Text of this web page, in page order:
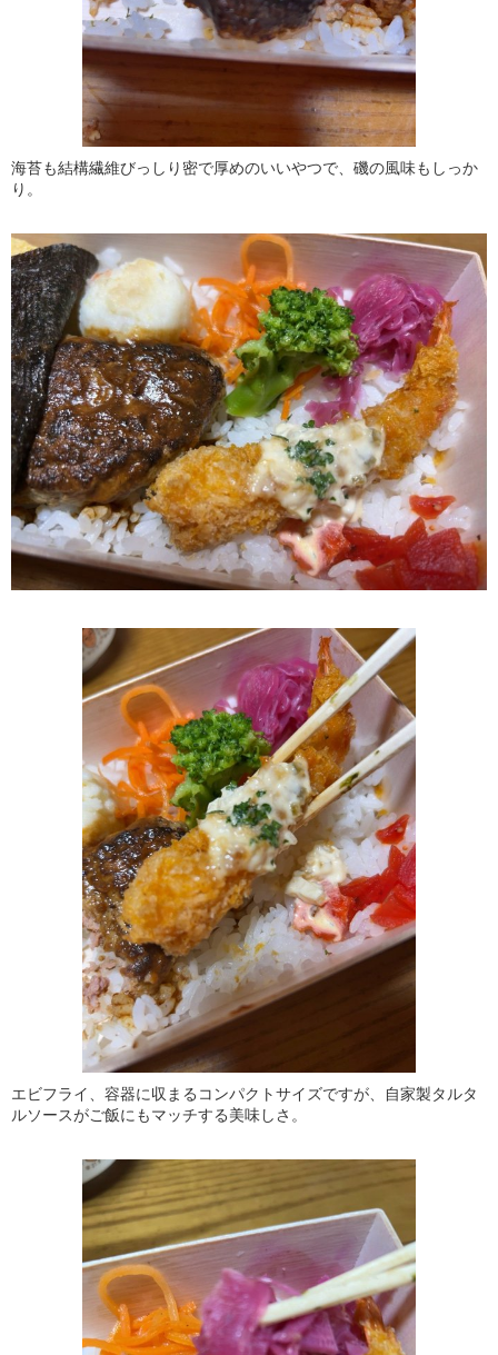
海苔も結構繊維びっしり密で厚めのいいやつで、磯の風味もしっか
り。
エビフライ、容器に収まるコンパクトサイズですが、自家製タルタ
ルソースがご飯にもマッチする美味しさ。